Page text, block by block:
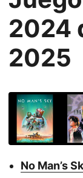
2024
2025
No Man’s